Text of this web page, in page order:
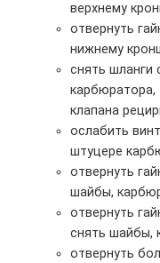
верхнему
отвернуть
нижнему
снять шланги
карбюратора,
клапана
ослабить
штуцере
отвернуть
шайбы,
отвернуть
снять шайбы,
отвернуть